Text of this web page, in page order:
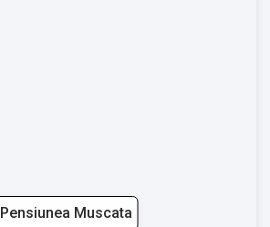
Pensiunea Muscata